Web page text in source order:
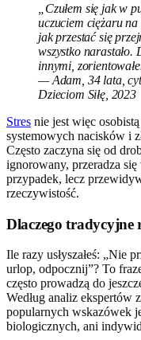
„Czułem się jak w
uczuciem ciężaru na
jak przestać się
wszystko narastało.
innymi,
— Adam, 34 lata,
Dzieciom Siłę, 2023
Stres nie jest więc
systemowych nacisków i
Często zaczyna się od
ignorowany, przeradza
przypadek, lecz
rzeczywistość.
Dlaczego tradycyjne
Ile razy usłyszałeś: „Nie
urlop, odpocznij”? To
często prowadzą do
Według analiz ekspertów
popularnych wskazówek
biologicznych, ani